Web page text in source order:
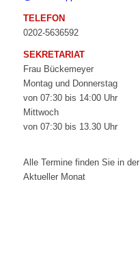
TELEFON
0202-5636592
SEKRETARIAT
Frau Bückemeyer
Montag und Donnerstag
von 07:30 bis 14:00 Uhr
Mittwoch
von 07:30 bis 13.30 Uhr
Alle Termine finden Sie in der
Aktueller Monat